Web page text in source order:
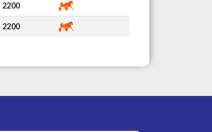
2200
2200